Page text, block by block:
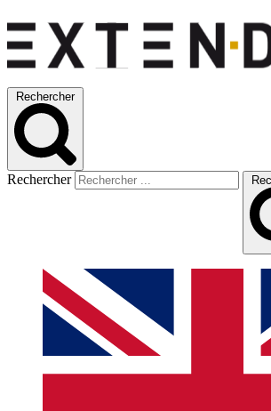
Rechercher
Rechercher